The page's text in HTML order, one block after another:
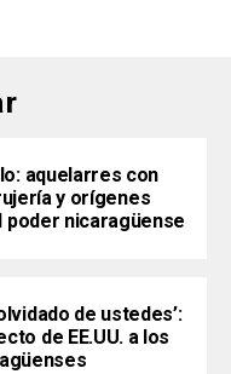
aquelarres con
y orígenes
nicaragüense
de ustedes’:
de EE.UU. a los